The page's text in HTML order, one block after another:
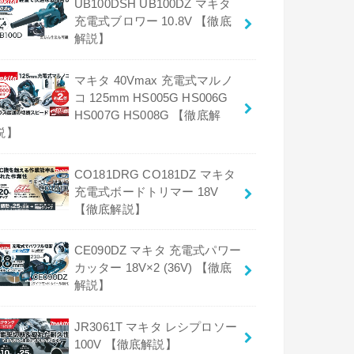
UB100DSH UB100DZ マキタ
充電式ブロワー 10.8V 【徹底
解説】
マキタ 40Vmax 充電式マルノ
コ 125mm HS005G HS006G
HS007G HS008G 【徹底解
】
CO181DRG CO181DZ マキタ
充電式ボードトリマー 18V
【徹底解説】
CE090DZ マキタ 充電式パワー
カッター 18V×2 (36V) 【徹底
解説】
JR3061T マキタ レシプロソー
100V 【徹底解説】